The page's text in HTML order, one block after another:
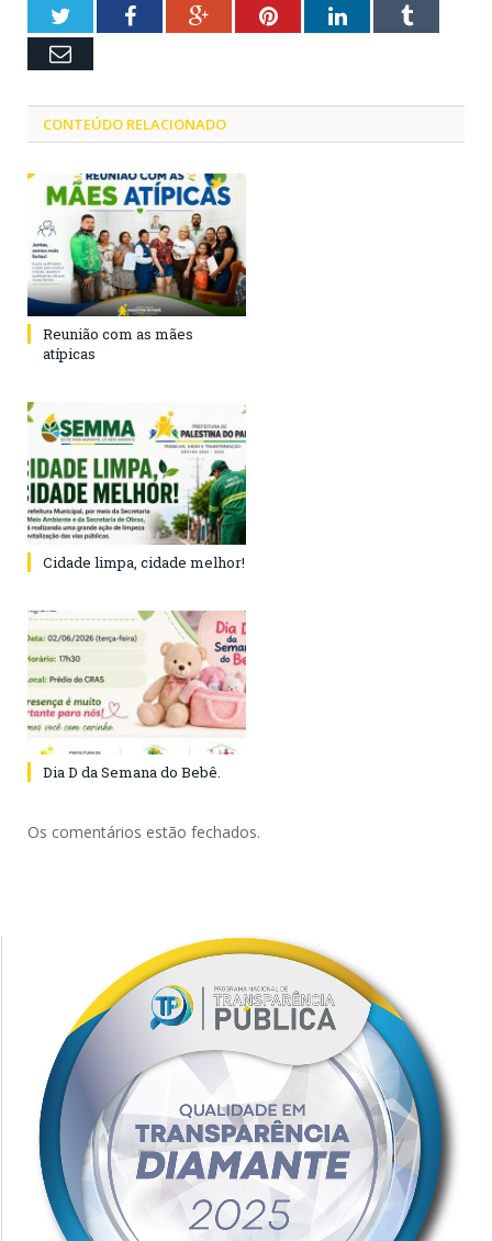
TwitterFacebookGoogle+PinterestLinkedInTumblr
Email
CONTEÚDO RELACIONADO
Reunião com as mães
atípicas
Cidade limpa, cidade melhor!
Dia D da Semana do Bebê.
Os comentários estão fechados.